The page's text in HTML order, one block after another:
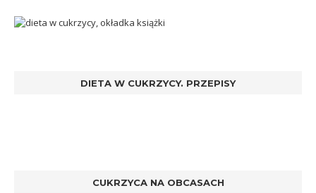
DIETA W CUKRZYCY. PRZEPISY
CUKRZYCA NA OBCASACH